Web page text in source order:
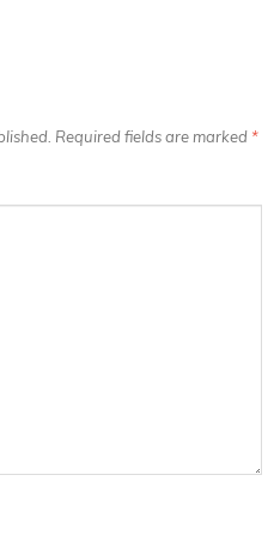
Required fields are marked *